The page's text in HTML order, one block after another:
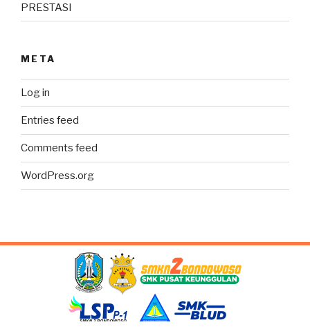
PRESTASI
META
Log in
Entries feed
Comments feed
WordPress.org